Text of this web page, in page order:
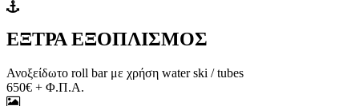
ΕΞΤΡΑ ΕΞΟΠΛΙΣΜΟΣ
Ανοξείδωτο roll bar με χρήση water ski / tubes
650€ + Φ.Π.Α.